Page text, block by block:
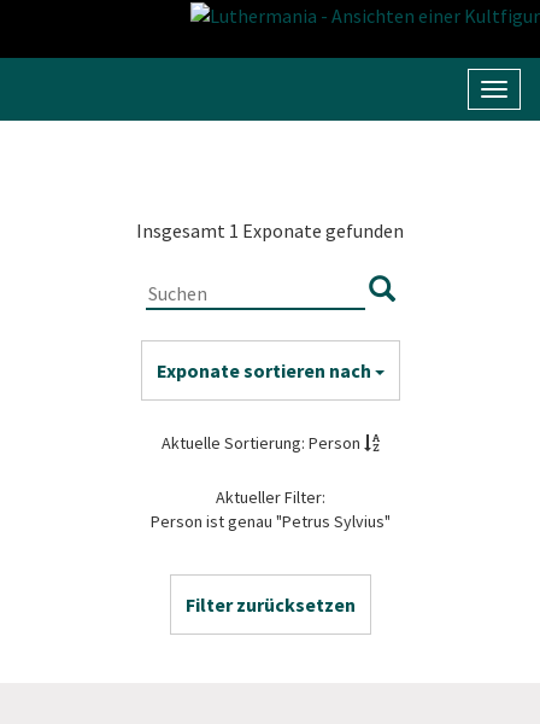
Insgesamt 1 Exponate gefunden
Exponate sortieren nach
Aktuelle Sortierung: Person
Aktueller Filter:
Person ist genau "Petrus Sylvius"
Filter zurücksetzen